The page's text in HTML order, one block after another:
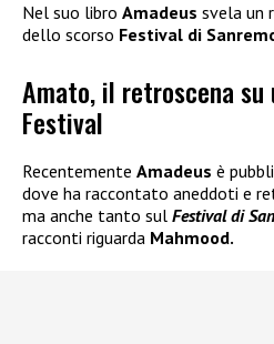
Nel suo libro Amadeus svela un
dello scorso Festival di
Amato, il retroscena su
Festival
Recentemente Amadeus è
dove ha raccontato aneddoti e
ma anche tanto sul Festival di
racconti riguarda Mahmood.